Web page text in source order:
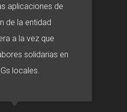
aplicaciones de
de la entidad
a la vez que
solidarias en
locales.